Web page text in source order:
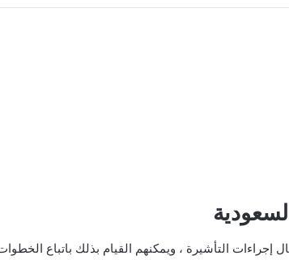
التأشيرة ، ويمكنهم القيام بذلك باتباع الخطوات